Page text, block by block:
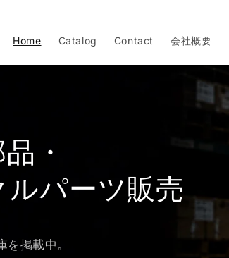
Home Catalog Contact 会社概要
・
ルパーツ販売
掲載中。